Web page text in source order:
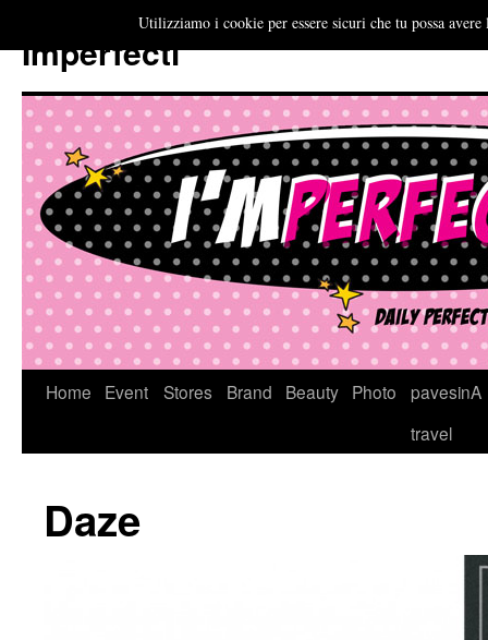
Imperfecti
VaiHome Event Stores Brand Beauty Photo
pavesinA
travel
Daze
Utilizziamo i cookie per essere sicuri che tu possa